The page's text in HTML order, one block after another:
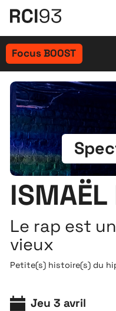
Focus BOOST
Le rap est
vieux
Petite(s) histoire(s) du
Jeu 3 avril